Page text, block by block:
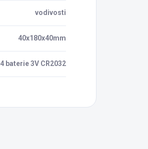
vodivosti
40x180x40mm
4 baterie 3V CR2032